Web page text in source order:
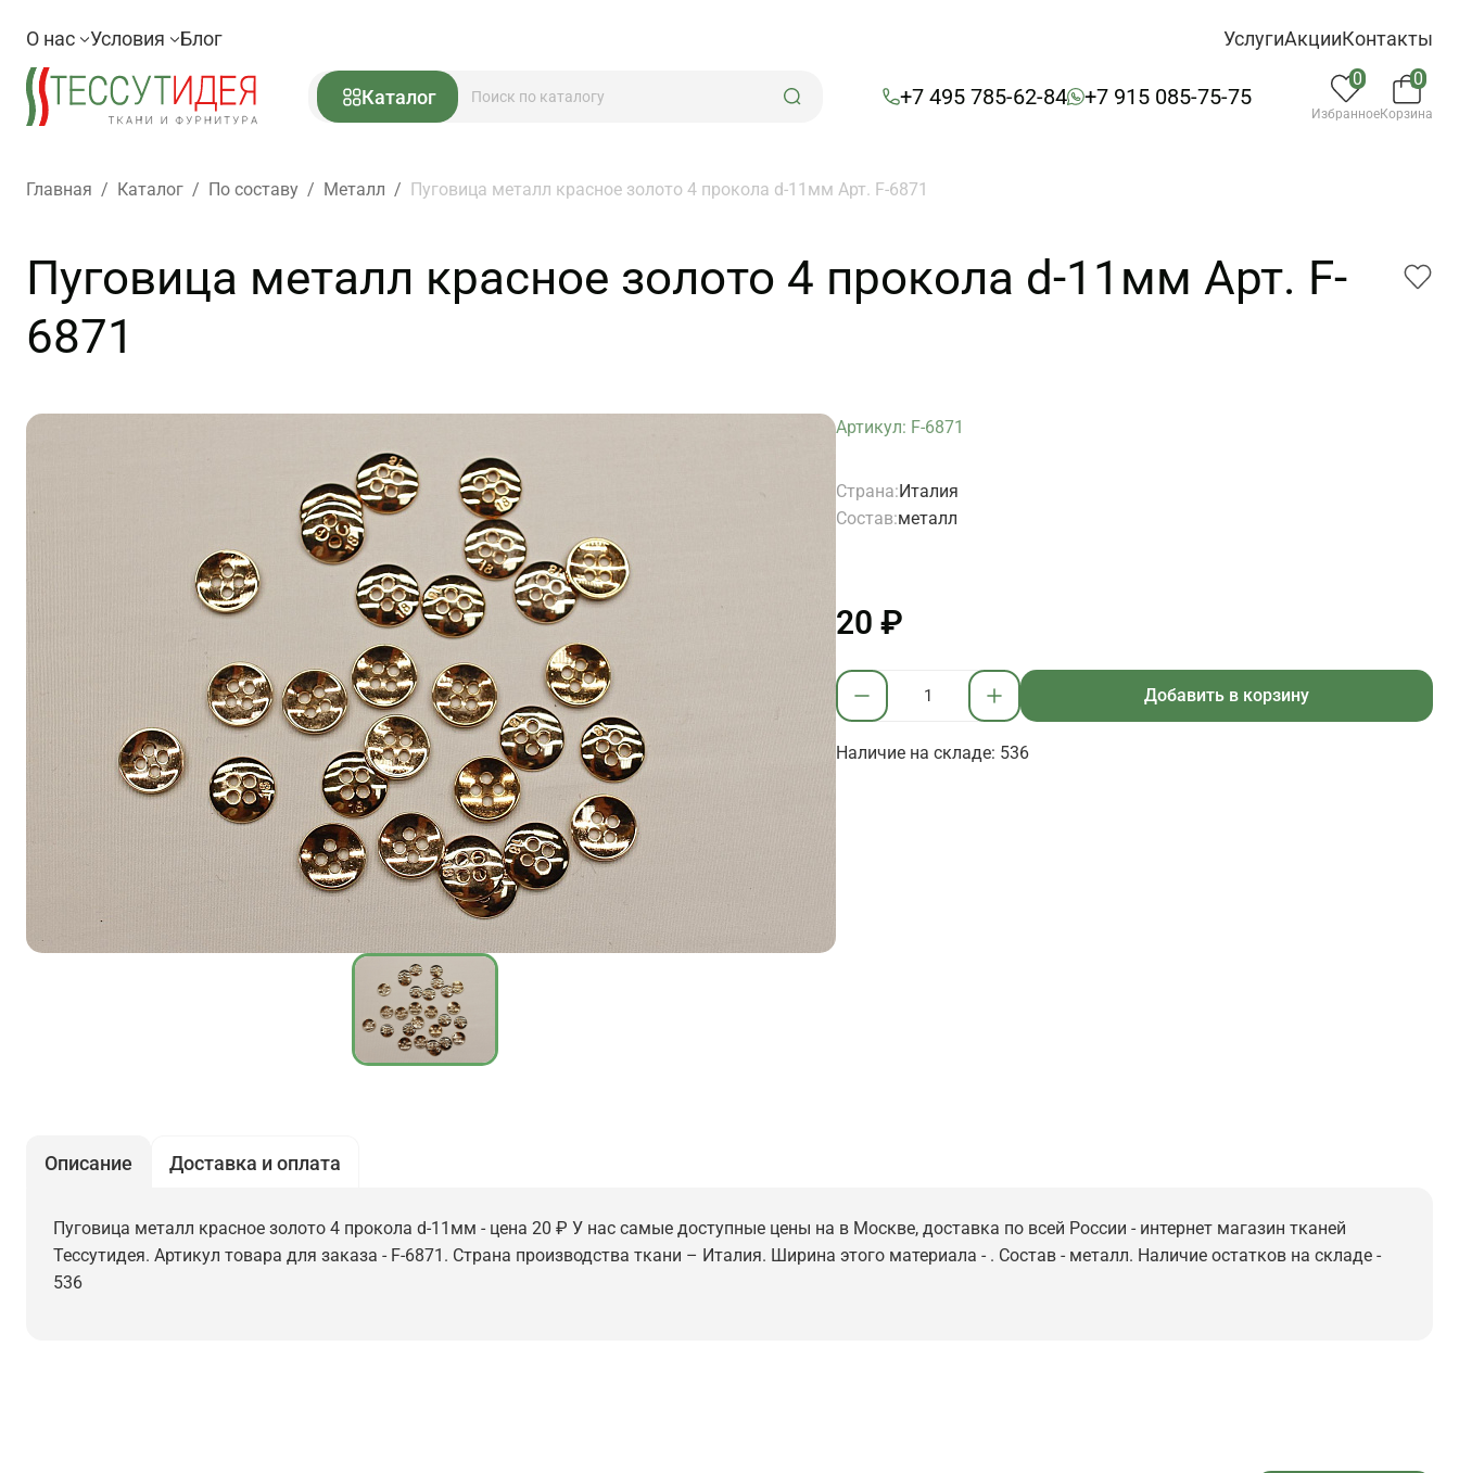
О нас Условия Блог УслугиАкцииКонтакты
Каталог +7 495 785-62-84 +7 915 085-75-75
0
Избранное
0
Корзина
Главная / Каталог / По составу / Металл / Пуговица металл красное золото 4 прокола d-11мм Арт. F-6871
Пуговица металл красное золото 4 прокола d-11мм Арт. F-
6871
Артикул: F-6871
Страна:Италия
Состав:металл
20 ₽
Добавить в корзину
Наличие на складе: 536
Описание Доставка и оплата
Пуговица металл красное золото 4 прокола d-11мм - цена 20 ₽ У нас самые доступные цены на в Москве, доставка по всей России - интернет магазин тканей
Тессутидея. Артикул товара для заказа - F-6871. Страна производства ткани – Италия. Ширина этого материала - . Состав - металл. Наличие остатков на складе -
536